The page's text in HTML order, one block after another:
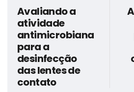
Avaliando a
atividade
antimicrobiana
para a
desinfecção
das lentes de
contato